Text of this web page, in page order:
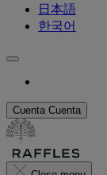
日本語
한국어
Cuenta Cuenta